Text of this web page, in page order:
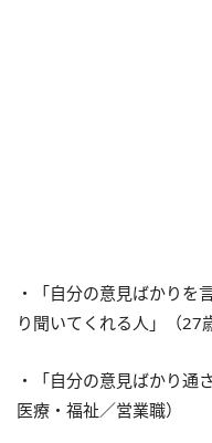
・「自分の意見ばかりを
り聞いてくれる人」（27
・「自分の意見ばかり通
医療・福祉／営業職）